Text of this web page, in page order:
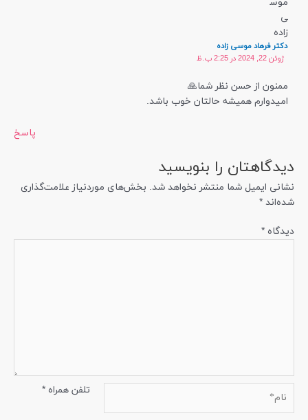
دکتر فرهاد موسی زاده
ژوئن 22, 2024 در 2:25 ب.ظ
ممنون از حسن نظر شما🙏
امیدوارم همیشه حالتان خوب باشد.
پاسخ
دیدگاهتان را بنویسید
نشانی ایمیل شما منتشر نخواهد شد. بخش‌های موردنیاز علامت‌گذاری
شده‌اند *
دیدگاه *
تلفن همراه*